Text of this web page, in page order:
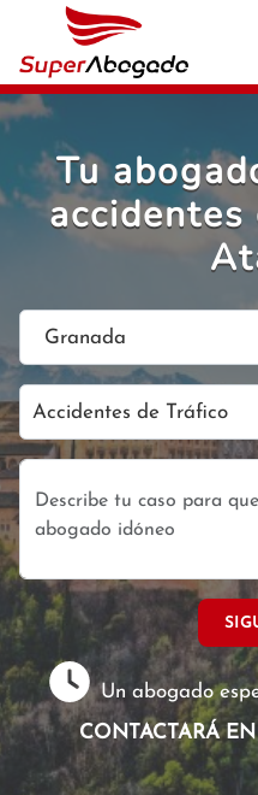
Tu
Granada
Accidentes de Tráfico
Un abogado
CONTACTARÁ